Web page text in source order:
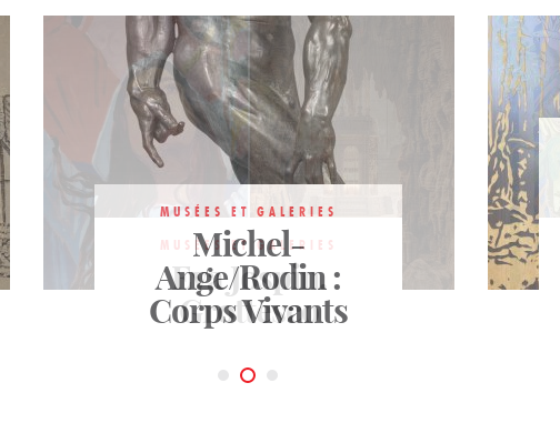
MUSÉES ET GALERIES
Eva Jospin.
Grottesco
MUSÉES ET GALERIES
Michel-
Ange/Rodin :
Corps Vivants
MUSÉES ET GALERIES
Catherine
Henriette. Le
Bruit de la neige